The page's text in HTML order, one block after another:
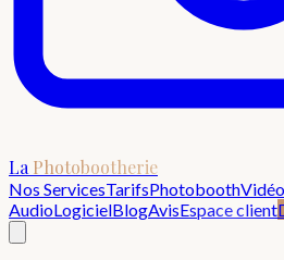
La Photobootherie
Nos ServicesTarifsPhotobooth
AudioLogicielBlogAvisEspace client